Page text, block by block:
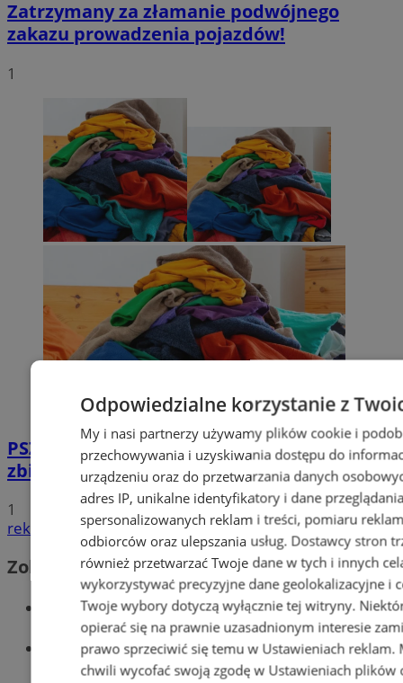
Zatrzymany za złamanie podwójnego
zakazu prowadzenia pojazdów!
1
PSZOK w Wodzisławiu: selektywne
zbieranie odpadów tekstylnych w gminach
1
reklama
Zobacz również
Wiadomości kryminalne w Wodzisławiu
Wiadomości lokalne
Odpowiedzialne korzystanie z
My i nasi partnerzy używamy plików cookie i
przechowywania i uzyskiwania dostępu do
urządzeniu oraz do przetwarzania danych
adres IP, unikalne identyfikatory i dane
spersonalizowanych reklam i treści, pomiaru
odbiorców oraz ulepszania usług. Dostawcy stron
również przetwarzać Twoje dane w tych i innych
wykorzystywać precyzyjne dane geolokalizacyjne i
Twoje wybory dotyczą wyłącznie tej witryny.
opierać się na prawnie uzasadnionym interesie
prawo sprzeciwić się temu w Ustawieniach reklam.
chwili wycofać swoją zgodę w Ustawieniach plików